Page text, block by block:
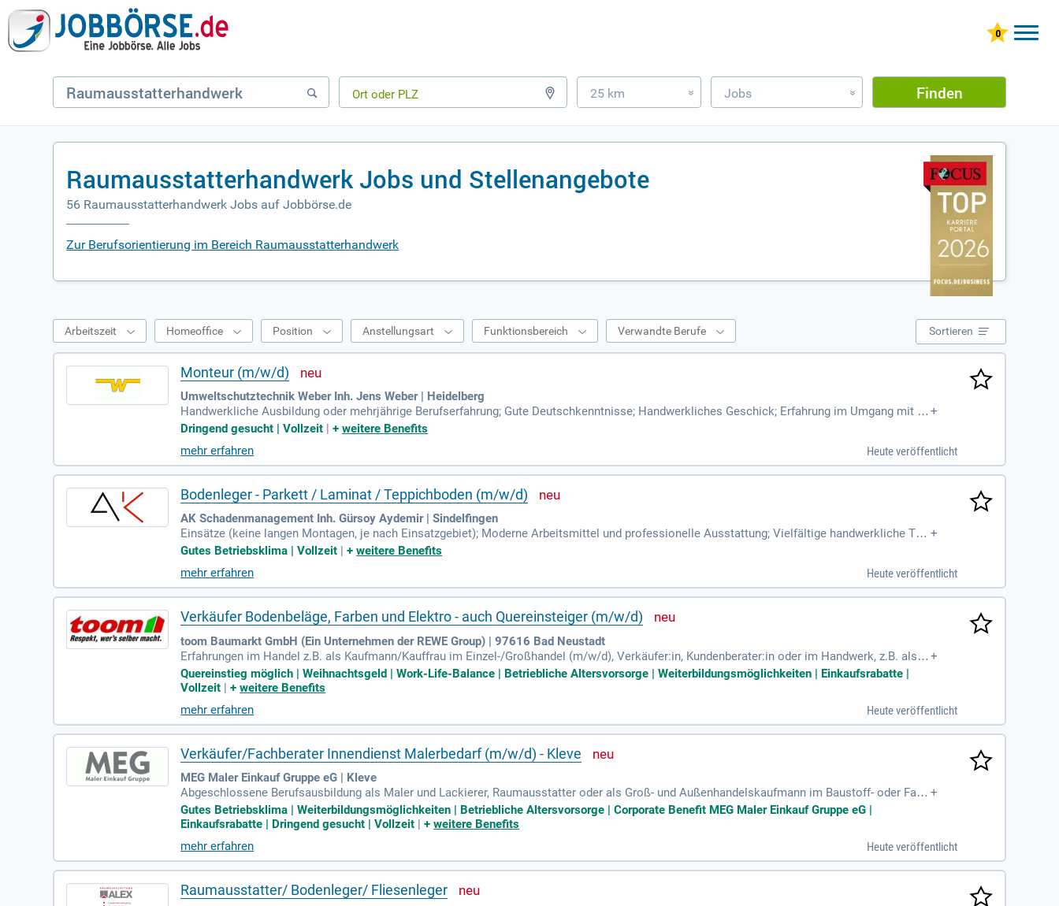
25 km » Jobs » Finden
Raumausstatterhandwerk Jobs und Stellenangebote
56 Raumausstatterhandwerk Jobs auf Jobbörse.de
Zur Berufsorientierung im Bereich Raumausstatterhandwerk
Arbeitszeit Homeoffice Position Anstellungsart Funktionsbereich Verwandte Berufe Sortieren
Monteur (m/w/d)
Umweltschutztechnik Weber Inh. Jens Weber | Heidelberg
Handwerkliche Ausbildung oder mehrjährige Berufserfahrung; Gute Deutschkenntnisse; Handwerkliches Geschick; Erfahrung im Umgang mit A
kkuschrauber und Stichsäge; Belastbarkeit, Motivation, Teamfähigkeit, Flexibilität und Zuverlässigkeit; Arbeitserlaubnis
+
Dringend gesucht | Vollzeit |+weitere Benefits
mehr erfahren
Heute veröffentlicht
Bodenleger - Parkett / Laminat / Teppichboden (m/w/d)
AK Schadenmanagement Inh. Gürsoy Aydemir | Sindelfingen
Einsätze (keine langen Montagen, je nach Einsatzgebiet); Moderne Arbeitsmittel und professionelle Ausstattung; Vielfältige handwerkliche Täti
gkeiten (Boden, Fliesen, Sanierung); Entwicklungsmöglichkeiten im Handwerk; Direkter Kundenkontakt und sichtbare
+
Gutes Betriebsklima | Vollzeit |+weitere Benefits
mehr erfahren
Heute veröffentlicht
Verkäufer Bodenbeläge, Farben und Elektro - auch Quereinsteiger (m/w/d)
toom Baumarkt GmbH (Ein Unternehmen der REWE Group) | 97616 Bad Neustadt
Erfahrungen im Handel z.B. als Kaufmann/Kauffrau im Einzel-/Großhandel (m/w/d), Verkäufer:in, Kundenberater:in oder im Handwerk, z.B. als
Maler:in, Lackierer:in, Raumausstatter:in oder als Quereinsteiger:in aus einer anderen Branche; Interesse am Sortimentsbereich
+
Quereinstieg möglich | Weihnachtsgeld | Work-Life-Balance | Betriebliche Altersvorsorge | Weiterbildungsmöglichkeiten | Einkaufsrabatte |
Vollzeit |+weitere Benefits
mehr erfahren
Heute veröffentlicht
Verkäufer/Fachberater Innendienst Malerbedarf (m/w/d) - Kleve
MEG Maler Einkauf Gruppe eG | Kleve
Abgeschlossene Berufsausbildung als Maler und Lackierer, Raumausstatter oder als Groß- und Außenhandelskaufmann im Baustoff- oder Farb
enhandel; Produktkenntnisse im Bereich Farben, Baustoffe und Raumausstattung wünschenswert; Ausgeprägte Kundenorientierung
+
Gutes Betriebsklima | Weiterbildungsmöglichkeiten | Betriebliche Altersvorsorge | Corporate Benefit MEG Maler Einkauf Gruppe eG |
Einkaufsrabatte | Dringend gesucht | Vollzeit |+weitere Benefits
mehr erfahren
Heute veröffentlicht
Raumausstatter/ Bodenleger/ Fliesenleger